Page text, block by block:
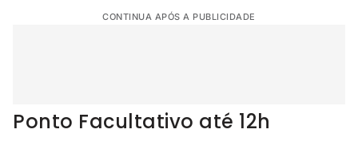
CONTINUA APÓS A PUBLICIDADE
Ponto Facultativo até 12h